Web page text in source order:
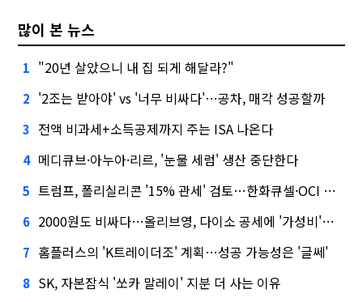
많이 본 뉴스
1 "20년 살았으니 내 집 되게 해달라?"
2 '2조는 받아야' vs '너무 비싸다'…공차, 매각 성공할까
3 전액 비과세+소득공제까지 주는 ISA 나온다
4 메디큐브·아누아·리르, '눈물 세럼' 생산 중단한다
5 트럼프, 폴리실리콘 '15% 관세' 검토…한화큐셀·OCI 영향은?
6 2000원도 비싸다…올리브영, 다이소 공세에 '가성비'로 맞불
7 홈플러스의 'K트레이더조' 계획…성공 가능성은 '글쎄'
8 SK, 자본잠식 '쏘카 말레이' 지분 더 사는 이유